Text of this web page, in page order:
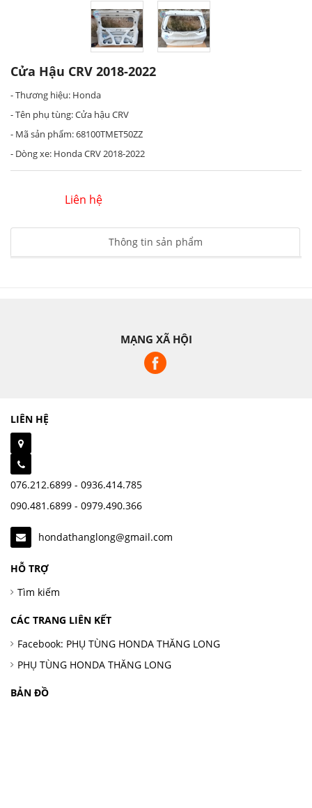
Cửa Hậu CRV 2018-2022
- Thương hiệu: Honda
- Tên phụ tùng: Cửa hậu CRV
- Mã sản phẩm: 68100TMET50ZZ
- Dòng xe: Honda CRV 2018-2022
Liên hệ
Thông tin sản phẩm
MẠNG XÃ HỘI
LIÊN HỆ
076.212.6899 - 0936.414.785
090.481.6899 - 0979.490.366
hondathanglong@gmail.com
HỖ TRỢ
Tìm kiếm
CÁC TRANG LIÊN KẾT
Facebook: PHỤ TÙNG HONDA THĂNG LONG
PHỤ TÙNG HONDA THĂNG LONG
BẢN ĐỒ